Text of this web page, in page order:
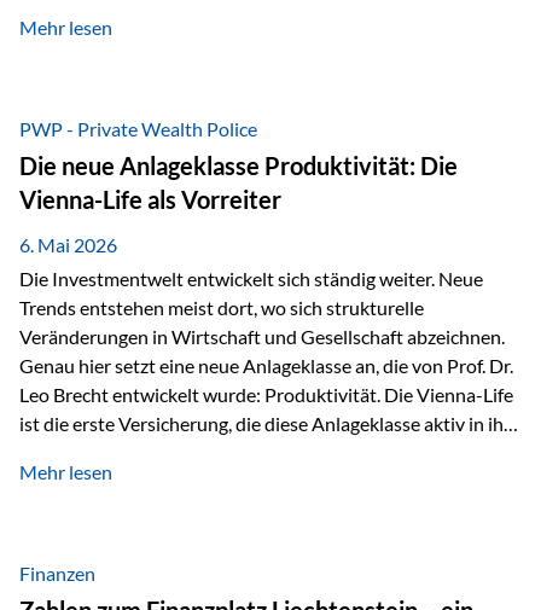
Höchstleistungen für einen guten Zweck zu erbringen. Mit
Mäder gesammelt werden konnten. Die anspruchsvolle
Strecke mit rund 4,8 Kilometern und 680 Höhenmetern
stellte die Teilnehmerinnen und Teilnehmer vor eine
sportliche Herausforderung. Doch…
Mehr lesen
PWP - Private Wealth Police
Die neue Anlageklasse Produktivität: Die
Vienna-Life als Vorreiter
6. Mai 2026
Die Investmentwelt entwickelt sich ständig weiter. Neue
Trends entstehen meist dort, wo sich strukturelle
Veränderungen in Wirtschaft und Gesellschaft abzeichnen.
Genau hier setzt eine neue Anlageklasse an, die von Prof. Dr.
Leo Brecht entwickelt wurde: Produktivität. Die Vienna-Life
ist die erste Versicherung, die diese Anlageklasse aktiv in ihre
Vorreiter. Warum auf das Thema Produktivität setzen? Die
Wirtschaftswachstum, verändern die Spielregeln für
Investoren. Produktivität adressiert genau diese
Mehr lesen
Finanzen